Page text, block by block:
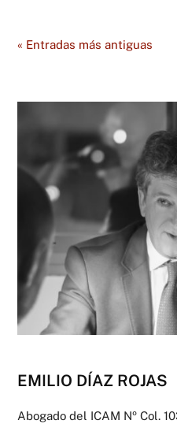
« Entradas más antiguas
EMILIO DÍAZ ROJAS
Abogado del ICAM Nº Col.